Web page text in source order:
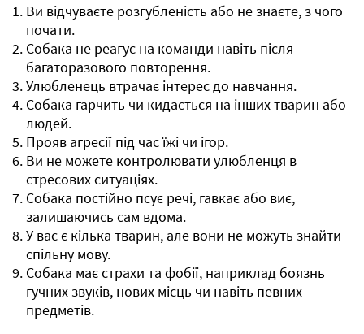
Ви відчуваєте розгубленість або не знаєте, з чого
почати.
Собака не реагує на команди навіть після
багаторазового повторення.
Улюбленець втрачає інтерес до навчання.
Собака гарчить чи кидається на інших тварин або
людей.
Прояв агресії під час їжі чи ігор.
Ви не можете контролювати улюбленця в
стресових ситуаціях.
Собака постійно псує речі, гавкає або виє,
залишаючись сам вдома.
У вас є кілька тварин, але вони не можуть знайти
спільну мову.
Собака має страхи та фобії, наприклад боязнь
гучних звуків, нових місць чи навіть певних
предметів.